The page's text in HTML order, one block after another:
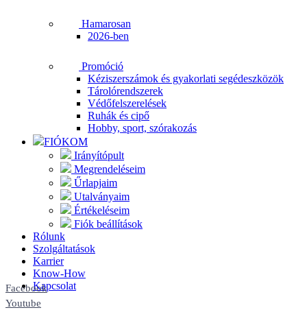
Hamarosan
2026-ben
Promóció
Kéziszerszámok és gyakorlati segédeszközök
Tárolórendszerek
Védőfelszerelések
Ruhák és cipő
Hobby, sport, szórakozás
FIÓKOM
Irányítópult
Megrendeléseim
Űrlapjaim
Utalványaim
Értékeléseim
Fiók beállítások
Rólunk
Szolgáltatások
Karrier
Know-How
Kapcsolat
Facebook
Youtube